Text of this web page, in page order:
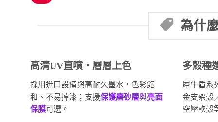
為什
高清UV直噴・層層上色
採用進口設備與高耐久墨水，色彩飽
和、不易掉漆；支援保護磨砂層與亮面
保膜可選。
多殼種
犀牛盾系
金支架殼
空壓軟殼